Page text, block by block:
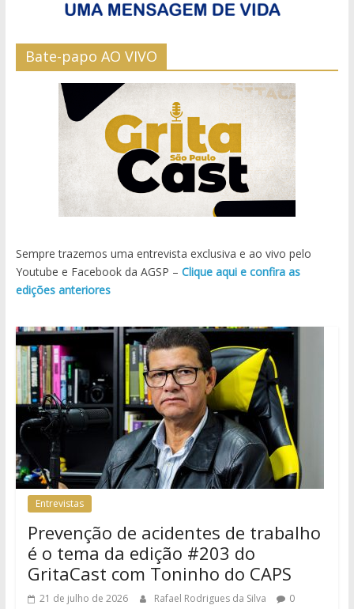
Bate-papo AO VIVO
Sempre trazemos uma entrevista exclusiva e ao vivo pelo
Youtube e Facebook da AGSP – Clique aqui e confira as
edições anteriores
Entrevistas
Prevenção de acidentes de trabalho
é o tema da edição #203 do
GritaCast com Toninho do CAPS
21 de julho de 2026 Rafael Rodrigues da Silva 0